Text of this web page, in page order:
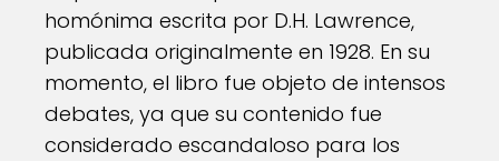
homónima escrita por D.H. Lawrence,
publicada originalmente en 1928. En su
momento, el libro fue objeto de intensos
debates, ya que su contenido fue
considerado escandaloso para los